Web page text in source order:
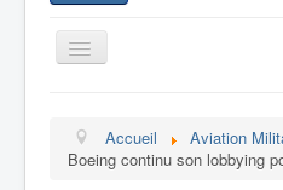
Toggle
Navigation
Aviation Commerciale
Accueil
Aviation
Boeing continu son lobbying